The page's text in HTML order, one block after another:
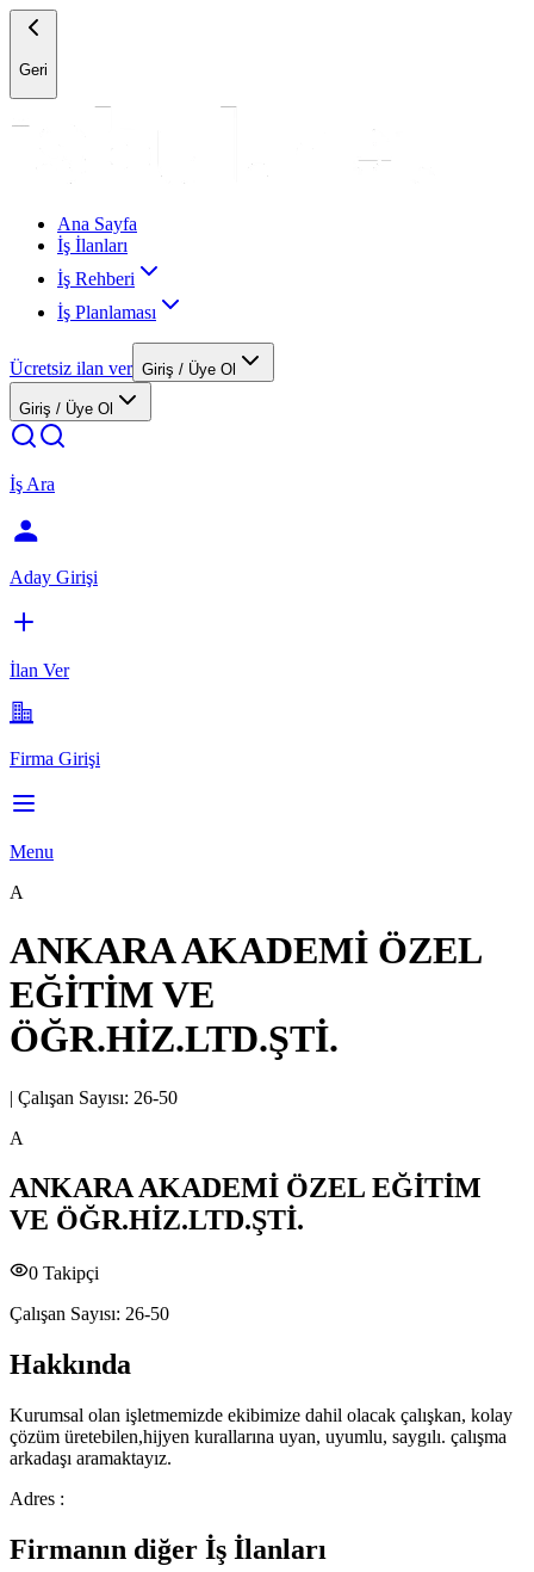
Geri
Ana Sayfa
İş İlanları
İş Rehberi
İş Planlaması
Ücretsiz ilan ver Giriş / Üye Ol
Giriş / Üye Ol
İş Ara
Aday Girişi
İlan Ver
Firma Girişi
Menu
A
ANKARA AKADEMİ ÖZEL
EĞİTİM VE
ÖĞR.HİZ.LTD.ŞTİ.
| Çalışan Sayısı: 26-50
A
ANKARA AKADEMİ ÖZEL EĞİTİM
VE ÖĞR.HİZ.LTD.ŞTİ.
0 Takipçi
Çalışan Sayısı: 26-50
Hakkında
Kurumsal olan işletmemizde ekibimize dahil olacak çalışkan, kolay
çözüm üretebilen,hijyen kurallarına uyan, uyumlu, saygılı. çalışma
arkadaşı aramaktayız.
Adres :
Firmanın diğer İş İlanları